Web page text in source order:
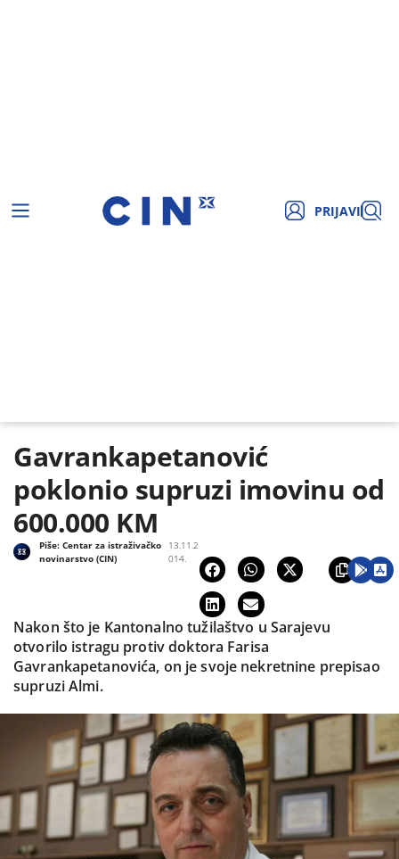
PRIJAVI
Gavrankapetanović
poklonio supruzi imovinu od
600.000 KM
13.11.2
014.
Piše: Centar za istraživačko
novinarstvo (CIN)
Nakon što je Kantonalno tužilaštvo u Sarajevu
otvorilo istragu protiv doktora Farisa
Gavrankapetanovića, on je svoje nekretnine prepisao
supruzi Almi.